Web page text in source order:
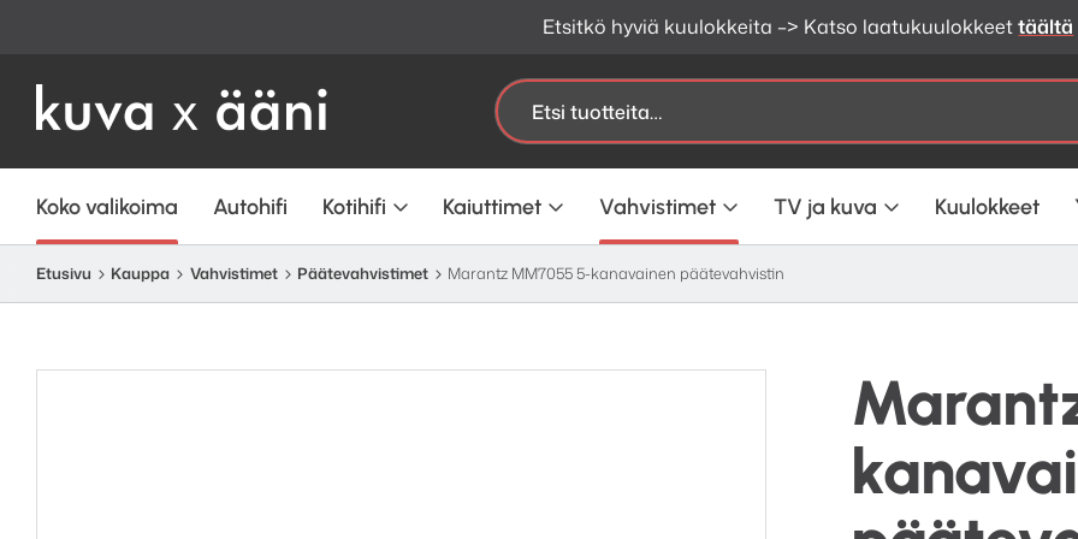
Etsitkö hyviä kuulokkeita –> Katso laatukuulokkeettäältä
Etsi:
Koko valikoima Autohifi Kotihifi Kaiuttimet Vahvistimet TV ja kuva Kuulokkeet
Etusivu Kauppa Vahvistimet Pääte­vahvistimet Marantz MM7055 5-kanavainen päätevahvistin